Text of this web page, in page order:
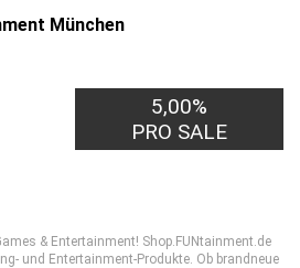
München
5,00%
PRO SALE
& Entertainment! Shop.FUNtainment.de
und Entertainment-Produkte. Ob brandneue